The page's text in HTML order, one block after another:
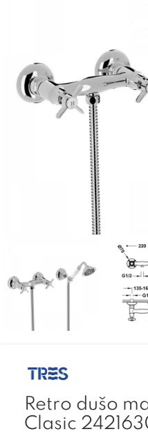
Retro dušo
Clasic